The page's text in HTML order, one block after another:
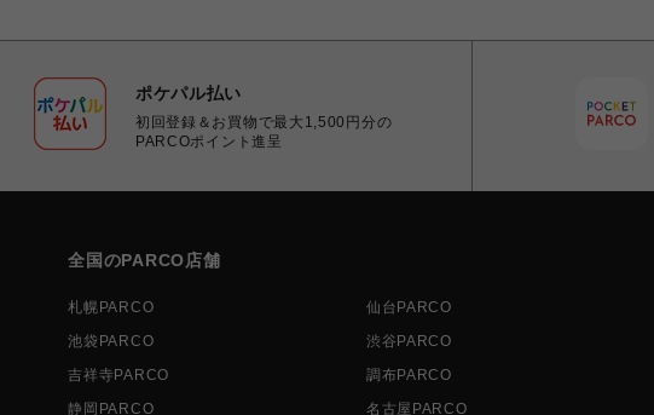
ポケパル払い
初回登録＆お買物で最大1,500円分の
PARCOポイント進呈
全国のPARCO店舗
札幌PARCO 仙台PARCO
池袋PARCO
渋谷PARCO
吉祥寺PARCO
調布PARCO
静岡PARCO
名古屋PARCO